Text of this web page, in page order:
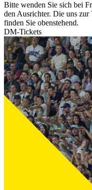
Bitte wenden Sie sich bei
den Ausrichter. Die uns zur
finden Sie obenstehend.
DM-Tickets